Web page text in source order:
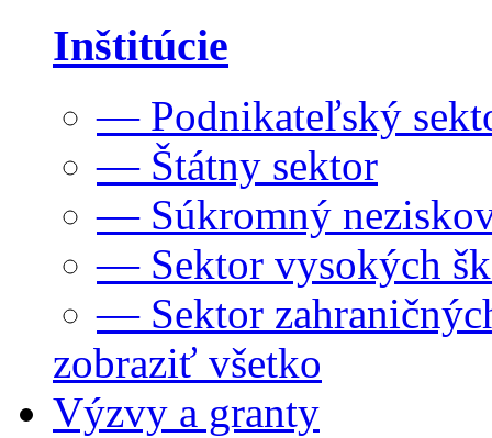
Inštitúcie
— Podnikateľský
— Štátny sektor
— Súkromný
— Sektor vysokých
— Sektor
zobraziť všetko
Výzvy a granty